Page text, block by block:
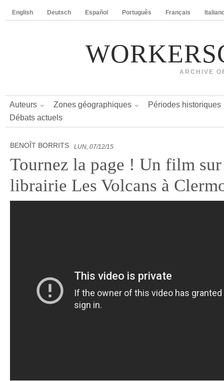
English Deutsch Español Português Français
ARCHIVE
Auteurs Zones géographiques
Périodes historiques
Débats actuels
BENOÎT BORRITS LUN, 07/12/15
Tournez la page ! Un film
librairie Les Volcans à